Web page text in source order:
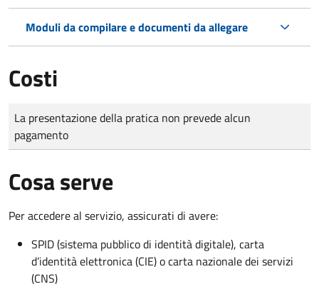
Moduli da compilare e documenti da allegare
Costi
Tipo di pagamento
Importo
La presentazione della pratica non prevede alcun
pagamento
Cosa serve
Per accedere al servizio, assicurati di avere:
SPID (sistema pubblico di identità digitale), carta
d’identità elettronica (CIE) o carta nazionale dei servizi
(CNS)